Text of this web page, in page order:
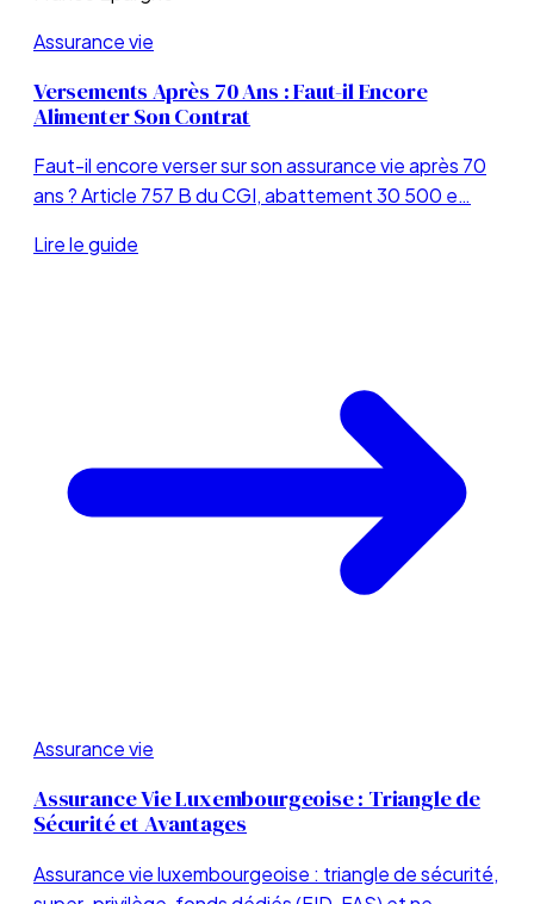
Assurance vie
Versements Après 70 Ans : Faut-il Encore
Alimenter Son Contrat
Faut-il encore verser sur son assurance vie après 70
ans ? Article 757 B du CGI, abattement 30 500 e…
Lire le guide
Assurance vie
Assurance Vie Luxembourgeoise : Triangle de
Sécurité et Avantages
Assurance vie luxembourgeoise : triangle de sécurité,